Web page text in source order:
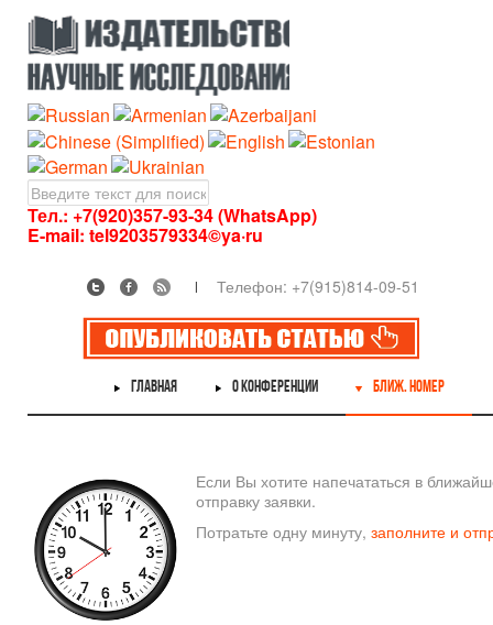
Тел.: +7(920)357-93-34 (WhatsApp)
E-mail: tel9203579334©ya·ru
Телефон: +7(915)814-09-51
ГЛАВНАЯ О КОНФЕРЕНЦИИ БЛИЖ. НОМЕР
Если Вы хотите напечататься в
отправку заявки.
Потратьте одну минуту, заполните и